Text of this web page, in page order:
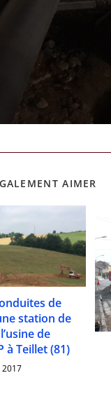
AIMER
de
station de
de
à Teillet (81)
2017